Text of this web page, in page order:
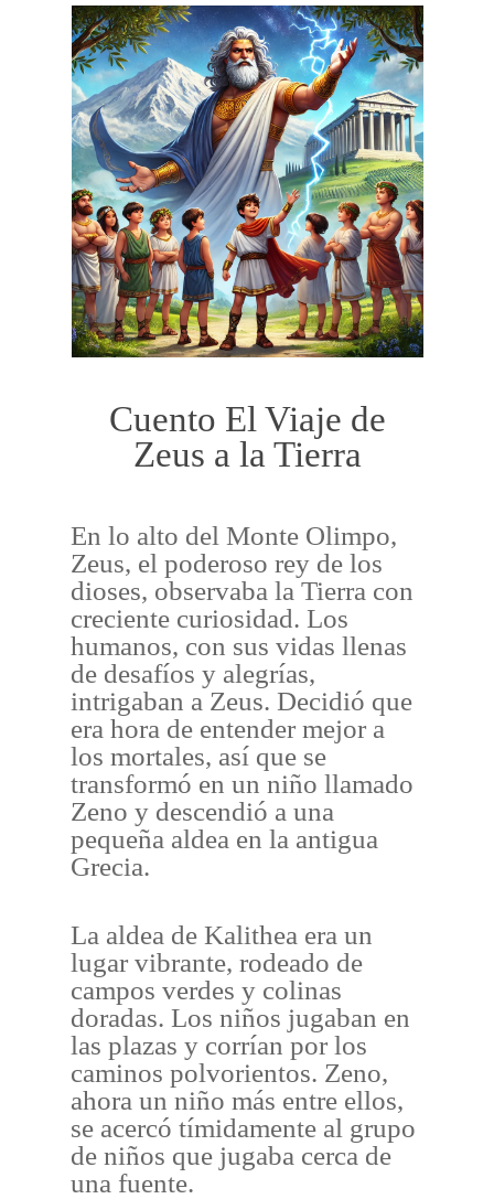
Cuento El Viaje de
Zeus a la Tierra
En lo alto del Monte Olimpo,
Zeus, el poderoso rey de los
dioses, observaba la Tierra con
creciente curiosidad. Los
humanos, con sus vidas llenas
de desafíos y alegrías,
intrigaban a Zeus. Decidió que
era hora de entender mejor a
los mortales, así que se
transformó en un niño llamado
Zeno y descendió a una
pequeña aldea en la antigua
Grecia.
La aldea de Kalithea era un
lugar vibrante, rodeado de
campos verdes y colinas
doradas. Los niños jugaban en
las plazas y corrían por los
caminos polvorientos. Zeno,
ahora un niño más entre ellos,
se acercó tímidamente al grupo
de niños que jugaba cerca de
una fuente.